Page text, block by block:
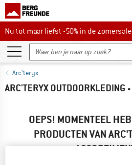
Nu tot maar liefst -50% in de zomersale!
Nu tot maar liefst -50% in de
Arc'teryx
ARC'TERYX OUTDOORKLEDING
OEPS! MOMENTEEL
PRODUCTEN VAN